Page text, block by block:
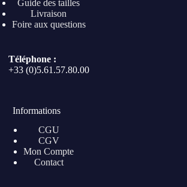
Guide des tailles
Livraison
Foire aux questions
Téléphone :
+33 (0)5.61.57.80.00
Informations
CGU
CGV
Mon Compte
Contact